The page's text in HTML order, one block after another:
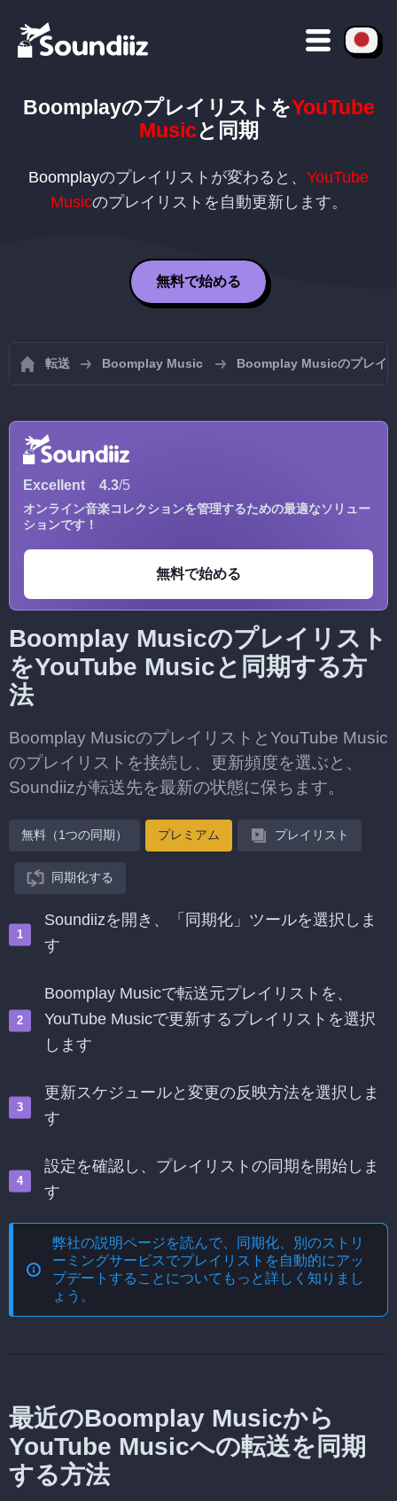
BoomplayのプレイリストをYouTube
Musicと同期
Boomplayのプレイリストが変わると、 YouTube
Musicのプレイリストを自動更新します。
無料で始める
転送 Boomplay Music Boomplay Musicのプレイ
Excellent 4.3/5
オンライン音楽コレクションを管理するための最適なソリュー
ションです！
無料で始める
Boomplay Musicのプレイリスト
をYouTube Musicと同期する方
法
Boomplay MusicのプレイリストとYouTube Music
のプレイリストを接続し、更新頻度を選ぶと、
Soundiizが転送先を最新の状態に保ちます。
無料（1つの同期） プレミアム プレイリスト
同期化する
Soundiizを開き、「同期化」ツールを選択しま
す
Boomplay Musicで転送元プレイリストを、
YouTube Musicで更新するプレイリストを選択
します
更新スケジュールと変更の反映方法を選択しま
す
設定を確認し、プレイリストの同期を開始しま
す
弊社の説明ページを読んで、
同期化、別のストリ
ーミングサービスでプレイリストを自動的にアッ
プデートする ことについてもっと詳しく知りまし
ょう。
最近のBoomplay Musicから
YouTube Musicへの転送を同期
する方法